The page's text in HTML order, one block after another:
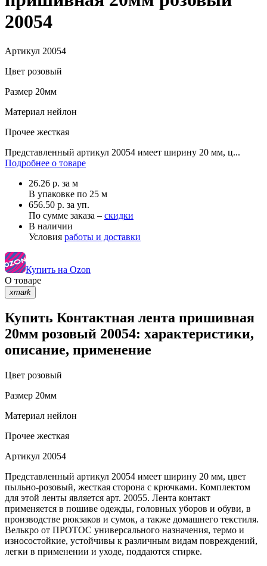
20054
Артикул 20054
Цвет розовый
Размер 20мм
Материал нейлон
Прочее жесткая
Представленный артикул 20054 имеет ширину 20 мм, ц...
Подробнее о товаре
26.26 р. за м
В упаковке по 25 м
656.50 р. за уп.
По сумме заказа – скидки
В наличии
Условия работы и доставки
Купить на Ozon
О товаре
xmark
Купить Контактная лента пришивная
20мм розовый 20054: характеристики,
описание, применение
Цвет розовый
Размер 20мм
Материал нейлон
Прочее жесткая
Артикул 20054
Представленный артикул 20054 имеет ширину 20 мм, цвет
пыльно-розовый, жесткая сторона с крючками. Комплектом
для этой ленты является арт. 20055. Лента контакт
применяется в пошиве одежды, головных уборов и обуви, в
производстве рюкзаков и сумок, а также домашнего текстиля.
Велькро от ПРОТОС универсального назначения, термо и
износостойкие, устойчивы к различным видам повреждений,
легки в применении и уходе, поддаются стирке.